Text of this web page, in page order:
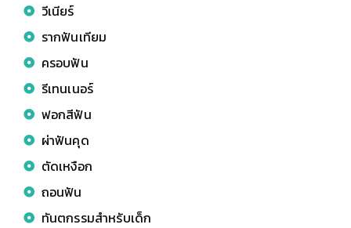
วีเนียร์
รากฟันเทียม
ครอบฟัน
รีเทนเนอร์
ฟอกสีฟัน
ผ่าฟันคุด
ตัดเหงือก
ถอนฟัน
ทันตกรรมสำหรับเด็ก